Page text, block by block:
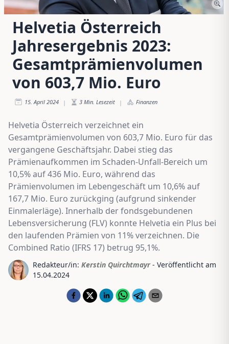
Helvetia Österreich
Jahresergebnis 2023:
Gesamtprämienvolumen
von 603,7 Mio. Euro
15. April 2024 | 3 Min. Lesezeit | Finanzen
Helvetia Österreich verzeichnet ein
Gesamtprämienvolumen von 603,7 Mio. Euro für das
vergangene Geschäftsjahr. Dabei stieg das
Prämienaufkommen im Schaden-Unfall-Bereich um
10,5% auf 436 Mio. Euro, während das
Prämienvolumen im Lebengeschäft um 10,6% auf
167,7 Mio. Euro zurückging (aufgrund sinkender
Einmalerläge). Innerhalb der fondsgebundenen
Lebensversicherung (FLV) konnte Helvetia ein Plus bei
den laufenden Prämien von 11% verzeichnen. Die
Combined Ratio (IFRS 17) betrug 95,1%.
Redakteur/in: Kerstin Quirchtmayr - Veröffentlicht am
15.04.2024